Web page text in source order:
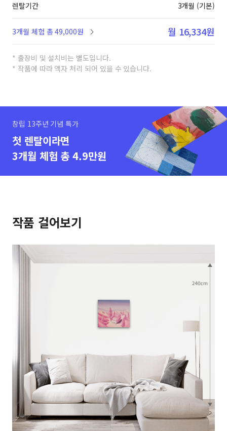
렌탈기간 3개월 (기본)
3개월 체험 총 49,000원 월 16,334원
* 출장비 및 설치비는 별도입니다.
* 작품에 따라 액자 처리 되어 있을 수 있습니다.
창립 13주년 기념 특가
첫 렌탈이라면
3개월 체험 총 4.9만원
작품 걸어보기